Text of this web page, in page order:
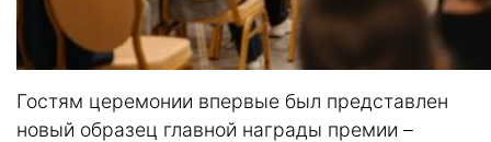
Гостям церемонии впервые был представлен
новый образец главной награды премии –